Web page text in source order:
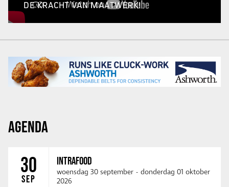
DE KRACHT VAN MAATWERK!
AGENDA
30
SEP
INTRAFOOD
woensdag 30 september - donderdag 01 oktober
2026